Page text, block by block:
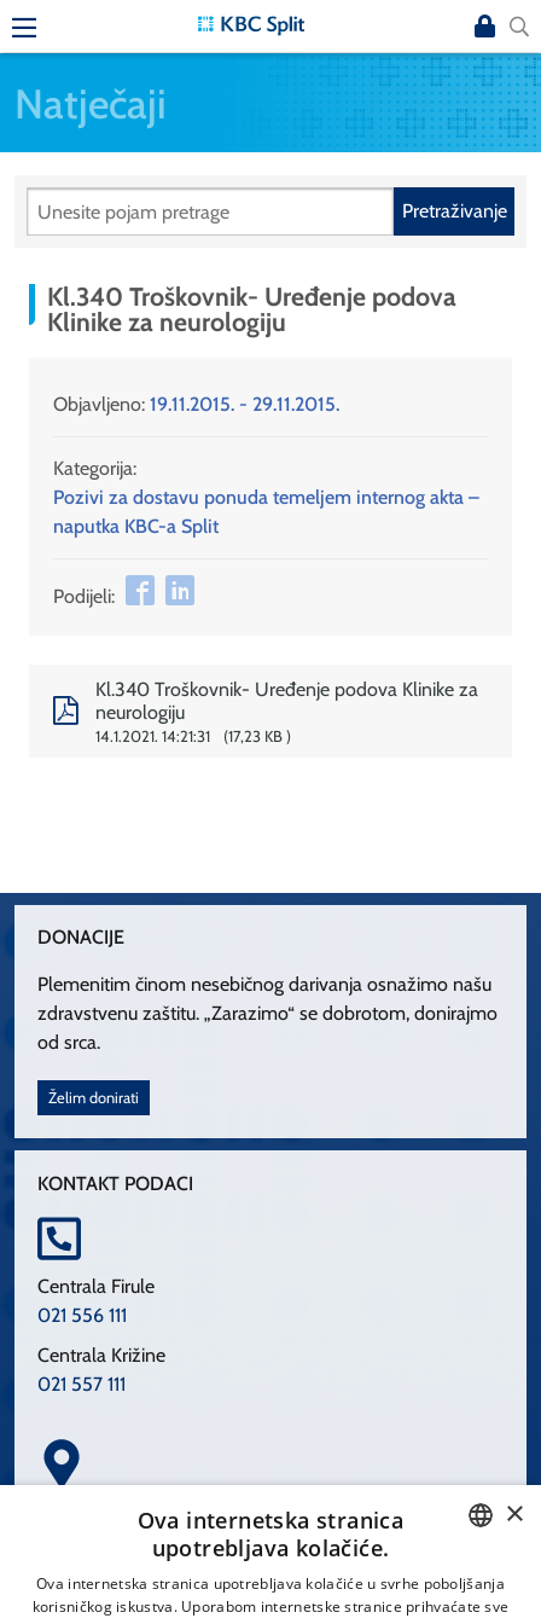
Natječaji
Pretraživanje
Kl.340 Troškovnik- Uređenje podova
Klinike za neurologiju
Objavljeno: 19.11.2015. - 29.11.2015.
Kategorija:
Pozivi za dostavu ponuda temeljem internog akta –
naputka KBC-a Split
Podijeli:
Kl.340 Troškovnik- Uređenje podova Klinike za
neurologiju
14.1.2021. 14:21:31 17,23 KB
DONACIJE
Plemenitim činom nesebičnog darivanja osnažimo našu
zdravstvenu zaštitu. „Zarazimo“ se dobrotom, donirajmo
od srca.
Želim donirati
KONTAKT PODACI
Centrala Firule
021 556 111
Centrala Križine
021 557 111
Spinčićeva 1, 21000 Split
CROATIAN
×
Ova internetska stranica
upotrebljava kolačiće.
Ova internetska stranica upotrebljava kolačiće u svrhe poboljšanja
korisničkog iskustva. Uporabom internetske stranice prihvaćate sve